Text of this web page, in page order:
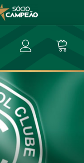
Cleverson Pereira Veronezi